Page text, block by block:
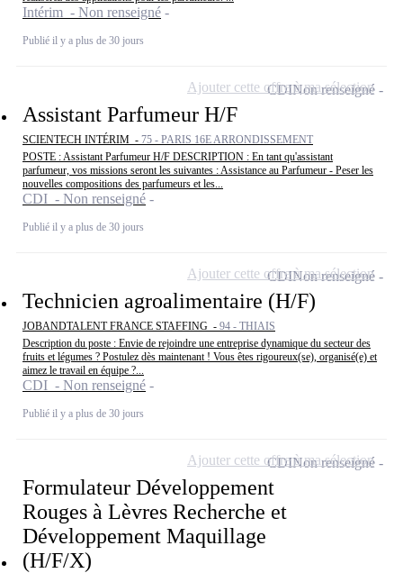
Intérim - Non renseigné
Publié il y a plus de 30 jours
Assistant Parfumeur H/F
SCIENTECH INTÉRIM - 75 - PARIS 16E ARRONDISSEMENT
POSTE : Assistant Parfumeur H/F DESCRIPTION : En tant qu'assistant
parfumeur, vos missions seront les suivantes : Assistance au Parfumeur - Peser les
nouvelles compositions des parfumeurs et les...
CDI - Non renseigné
Publié il y a plus de 30 jours
CDINon renseigné
Ajouter cette offre à ma sélection
Technicien agroalimentaire (H/F)
JOBANDTALENT FRANCE STAFFING - 94 - THIAIS
Description du poste : Envie de rejoindre une entreprise dynamique du secteur des
fruits et légumes ? Postulez dès maintenant ! Vous êtes rigoureux(se), organisé(e) et
aimez le travail en équipe ?...
CDI - Non renseigné
Publié il y a plus de 30 jours
CDINon renseigné
Ajouter cette offre à ma sélection
Formulateur Développement
Rouges à Lèvres Recherche et
Développement Maquillage
(H/F/X)
CDINon renseigné
Ajouter cette offre à ma sélection